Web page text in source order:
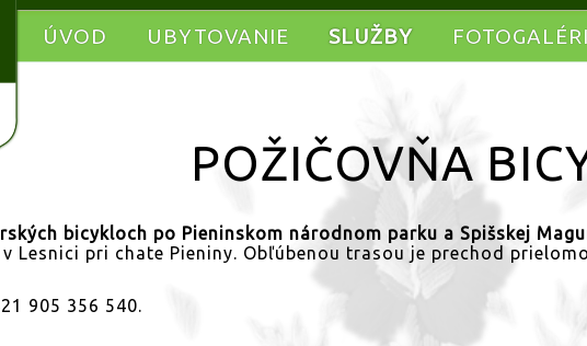
ÚVOD UBYTOVANIE SLUŽBY
POŽIČOVŇA
bicykloch po Pieninskom národnom parku a Spišskej
Lesnici pri chate Pieniny. Obľúbenou trasou je prechod
905 356 540.